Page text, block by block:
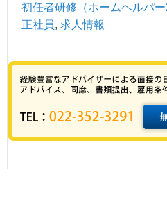
初任者研修（ホームヘルパ
正社員, 求人情報